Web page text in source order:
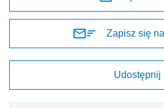
Zapisz się
Udostępnij